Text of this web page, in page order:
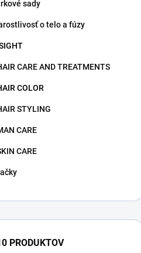
sady
o telo a fúzy
CARE AND TREATMENTS
COLOR
STYLING
CARE
CARE
PRODUKTOV